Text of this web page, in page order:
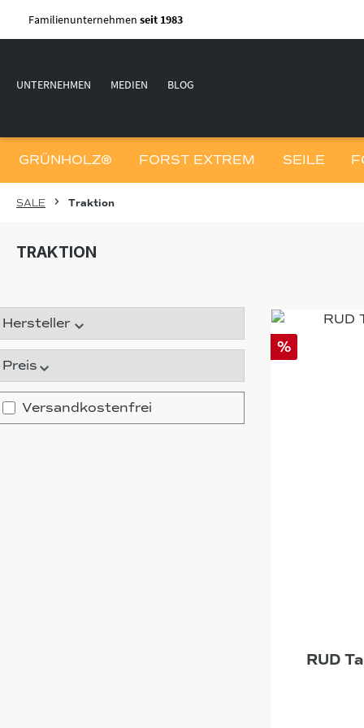
Hauptinhalt springen
Zur Suche springen
Zur Hauptnavigation springen
Familienunternehmen seit 1983
UNTERNEHMEN MEDIEN BLOG
GRÜNHOLZ® FORST EXTREM SEILE
SALE Traktion
TRAKTION
Hersteller
Preis
Filter hinzufügen: Versandkostenfrei
Versandkostenfrei
%
RUD